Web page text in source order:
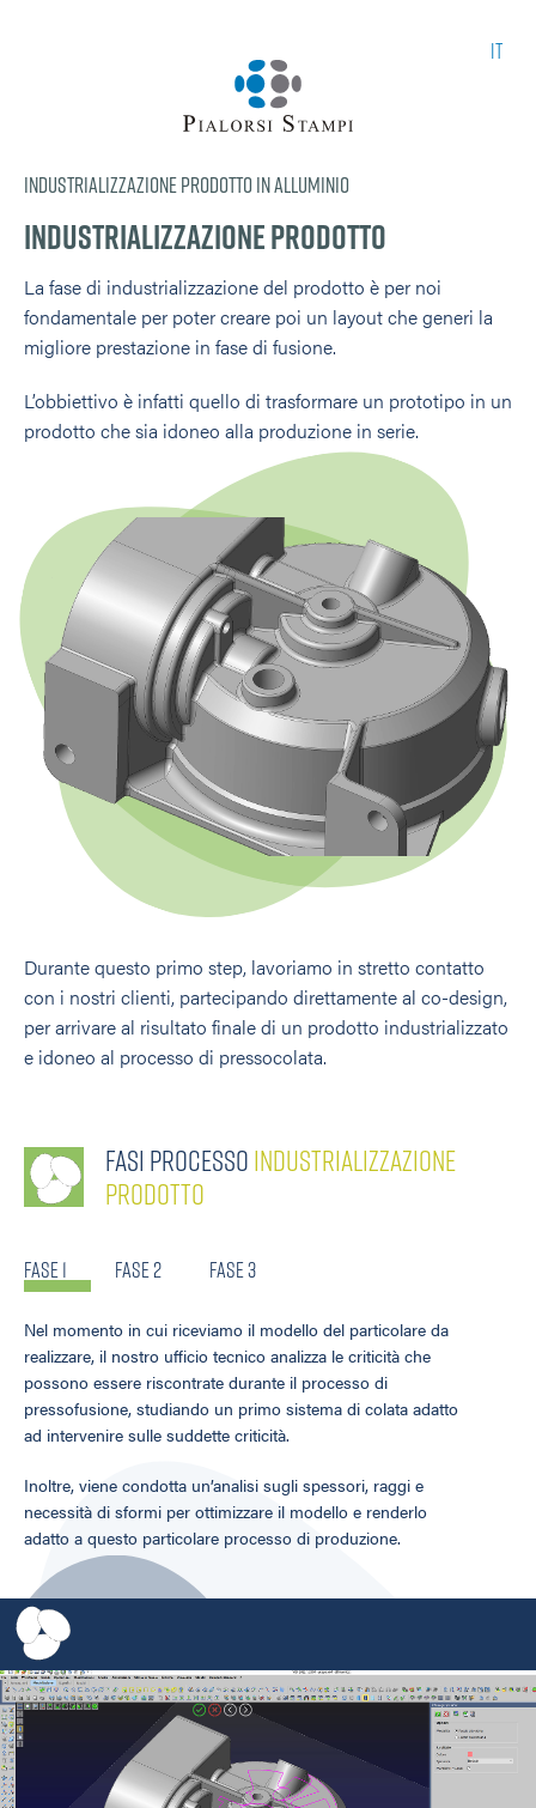
it
Industrializzazione prodotto in alluminio
Industrializzazione prodotto
La fase di industrializzazione del prodotto è per noi
fondamentale per poter creare poi un layout che generi la
migliore prestazione in fase di fusione.
L’obbiettivo è infatti quello di trasformare un prototipo in un
prodotto che sia idoneo alla produzione in serie.
Durante questo primo step, lavoriamo in stretto contatto
con i nostri clienti, partecipando direttamente al co-design,
per arrivare al risultato finale di un prodotto industrializzato
e idoneo al processo di pressocolata.
Fasi processoindustrializzazione
prodotto
Fase 1 Fase 2 Fase 3
Nel momento in cui riceviamo il modello del particolare da
realizzare, il nostro ufficio tecnico analizza le criticità che
possono essere riscontrate durante il processo di
pressofusione, studiando un primo sistema di colata adatto
ad intervenire sulle suddette criticità.
Inoltre, viene condotta un’analisi sugli spessori, raggi e
necessità di sformi per ottimizzare il modello e renderlo
adatto a questo particolare processo di produzione.